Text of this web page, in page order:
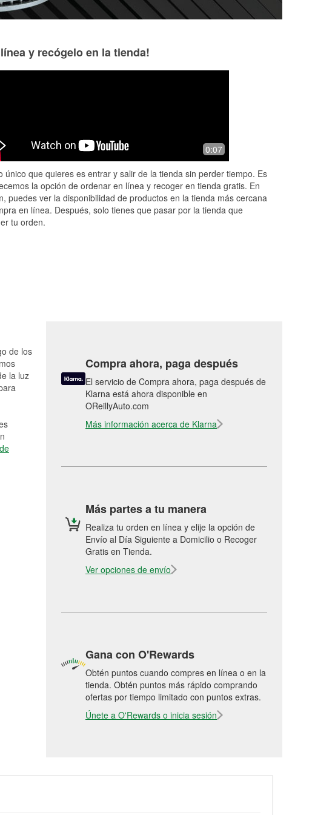
I bought spare
Even though I
me choose the...
Staff is super helpful. Needed a
headlight and they helped me to get
exactly what we
y recógelo en la tienda!
0:07
único que quieres es entrar y salir de la tienda sin perder tiempo. Es
la opción de ordenar en línea y recoger en tienda gratis. En
puedes ver la disponibilidad de productos en la tienda más cercana
en línea. Después, solo tienes que pasar por la tienda que
tu orden.
de los
la luz
Compra ahora, paga después
El servicio de Compra ahora, paga después de
Klarna está ahora disponible en
OReillyAuto.com
Más información acerca de Klarna
Más partes a tu manera
Realiza tu orden en línea y elije la opción de
Envío al Día Siguiente a Domicilio o Recoger
Gratis en Tienda.
Ver opciones de envío
Gana con O'Rewards
Obtén puntos cuando compres en línea o en la
tienda. Obtén puntos más rápido comprando
ofertas por tiempo limitado con puntos extras.
Únete a O'Rewards o inicia sesión